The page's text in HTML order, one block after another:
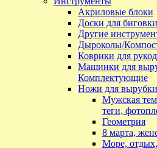
Акриловые блоки
Доски для биговки
Другие
Дыроколы/
Коврики для
Машинки для
Комплектующие
Ножи для вырубки
Мужская
теги,
Геометрия
8 марта,
Море,